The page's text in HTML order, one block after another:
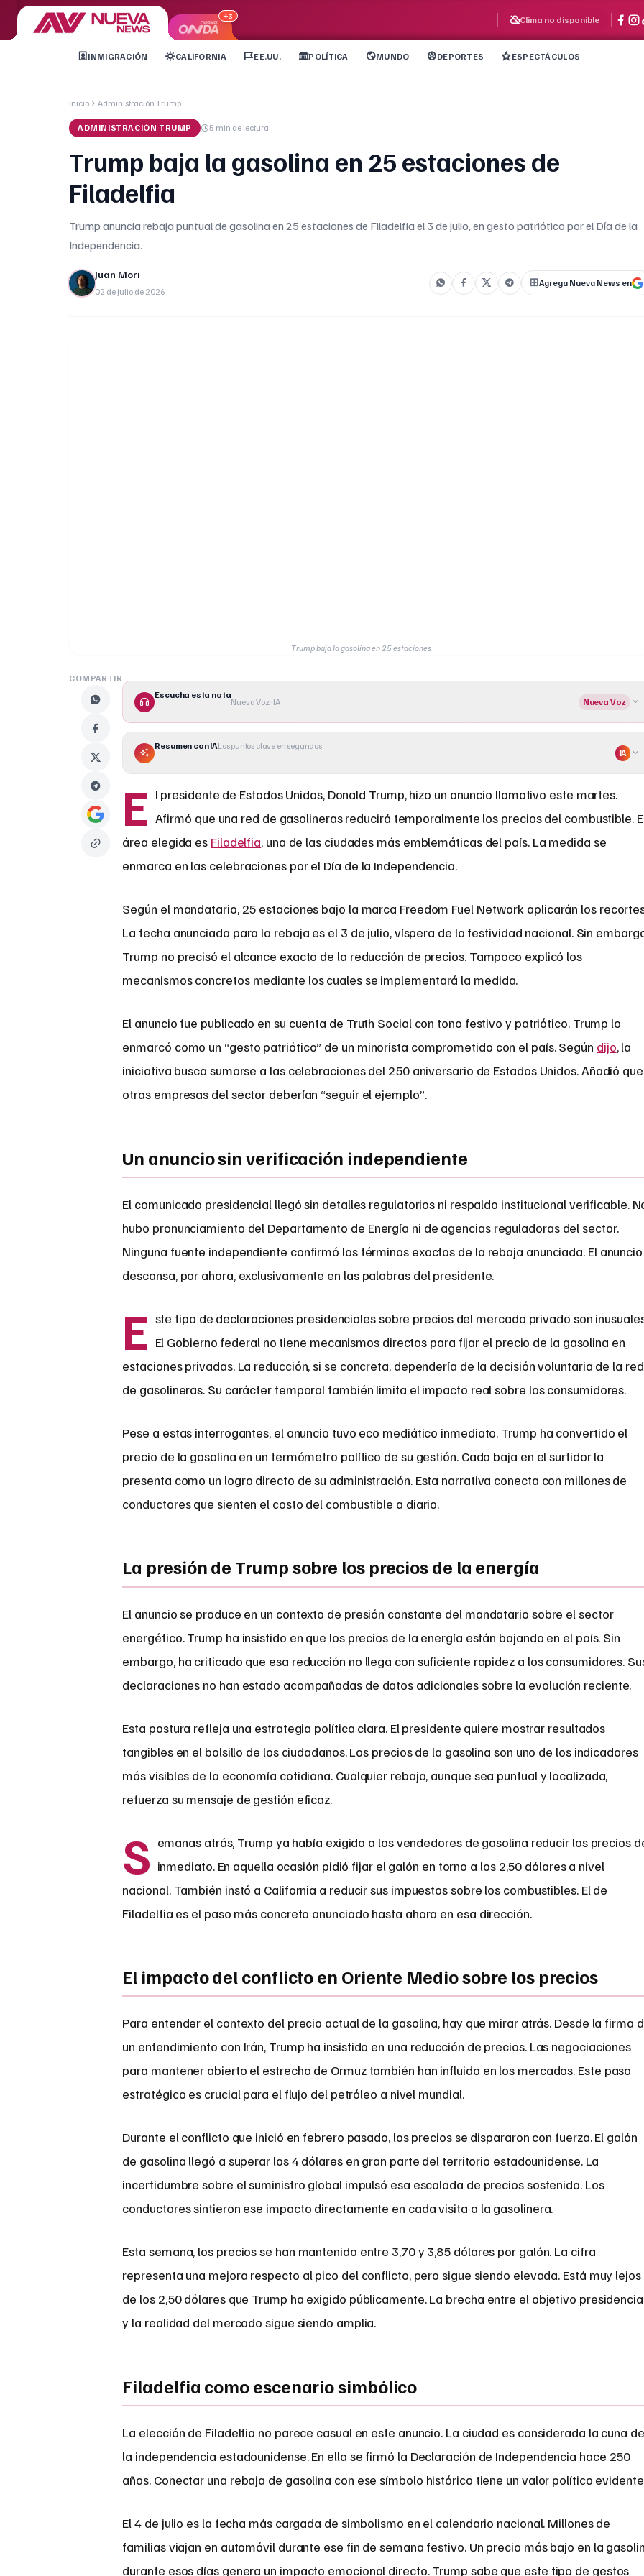
+3 Clima no disponible
INMIGRACIÓN CALIFORNIA EE.UU. POLÍTICA MUNDO DEPORTES ESPECTÁCULOS
Inicio Administración Trump
ADMINISTRACIÓN TRUMP 5 min de lectura
Trump baja la gasolina en 25 estaciones de
Filadelfia
Trump anuncia rebaja puntual de gasolina en 25 estaciones de Filadelfia el 3 de julio, en gesto patriótico por el Día de la
Independencia.
Juan Mori
02 de julio de 2026
Agrega Nueva News en
Trump baja la gasolina en 25 estaciones
COMPARTIR
Escucha esta nota
Nueva Voz · IA Nueva Voz
Resumen con IALos puntos clave en segundos
IA
E l presidente de Estados Unidos, Donald Trump, hizo un anuncio llamativo este martes.
Afirmó que una red de gasolineras reducirá temporalmente los precios del combustible.
área elegida es Filadelfia, una de las ciudades más emblemáticas del país. La medida se
enmarca en las celebraciones por el Día de la Independencia.
Según el mandatario, 25 estaciones bajo la marca Freedom Fuel Network aplicarán los
La fecha anunciada para la rebaja es el 3 de julio, víspera de la festividad nacional. Sin
Trump no precisó el alcance exacto de la reducción de precios. Tampoco explicó los
mecanismos concretos mediante los cuales se implementará la medida.
El anuncio fue publicado en su cuenta de Truth Social con tono festivo y patriótico. Trump lo
enmarcó como un “gesto patriótico” de un minorista comprometido con el país. Según dijo, la
iniciativa busca sumarse a las celebraciones del 250 aniversario de Estados Unidos. Añadió que
otras empresas del sector deberían “seguir el ejemplo”.
Un anuncio sin verificación independiente
El comunicado presidencial llegó sin detalles regulatorios ni respaldo institucional verificable.
hubo pronunciamiento del Departamento de Energía ni de agencias reguladoras del sector.
Ninguna fuente independiente confirmó los términos exactos de la rebaja anunciada. El anuncio
descansa, por ahora, exclusivamente en las palabras del presidente.
E ste tipo de declaraciones presidenciales sobre precios del mercado privado son
El Gobierno federal no tiene mecanismos directos para fijar el precio de la gasolina en
estaciones privadas. La reducción, si se concreta, dependería de la decisión voluntaria de la red
de gasolineras. Su carácter temporal también limita el impacto real sobre los consumidores.
Pese a estas interrogantes, el anuncio tuvo eco mediático inmediato. Trump ha convertido el
precio de la gasolina en un termómetro político de su gestión. Cada baja en el surtidor la
presenta como un logro directo de su administración. Esta narrativa conecta con millones de
conductores que sienten el costo del combustible a diario.
La presión de Trump sobre los precios de la energía
El anuncio se produce en un contexto de presión constante del mandatario sobre el sector
energético. Trump ha insistido en que los precios de la energía están bajando en el país. Sin
embargo, ha criticado que esa reducción no llega con suficiente rapidez a los consumidores.
declaraciones no han estado acompañadas de datos adicionales sobre la evolución reciente.
Esta postura refleja una estrategia política clara. El presidente quiere mostrar resultados
tangibles en el bolsillo de los ciudadanos. Los precios de la gasolina son uno de los indicadores
más visibles de la economía cotidiana. Cualquier rebaja, aunque sea puntual y localizada,
refuerza su mensaje de gestión eficaz.
S emanas atrás, Trump ya había exigido a los vendedores de gasolina reducir los precios
inmediato. En aquella ocasión pidió fijar el galón en torno a los 2,50 dólares a nivel
nacional. También instó a California a reducir sus impuestos sobre los combustibles. El de
Filadelfia es el paso más concreto anunciado hasta ahora en esa dirección.
El impacto del conflicto en Oriente Medio sobre los precios
Para entender el contexto del precio actual de la gasolina, hay que mirar atrás. Desde la firma
un entendimiento con Irán, Trump ha insistido en una reducción de precios. Las negociaciones
para mantener abierto el estrecho de Ormuz también han influido en los mercados. Este paso
estratégico es crucial para el flujo del petróleo a nivel mundial.
Durante el conflicto que inició en febrero pasado, los precios se dispararon con fuerza. El galón
de gasolina llegó a superar los 4 dólares en gran parte del territorio estadounidense. La
incertidumbre sobre el suministro global impulsó esa escalada de precios sostenida. Los
conductores sintieron ese impacto directamente en cada visita a la gasolinera.
Esta semana, los precios se han mantenido entre 3,70 y 3,85 dólares por galón. La cifra
representa una mejora respecto al pico del conflicto, pero sigue siendo elevada. Está muy lejos
de los 2,50 dólares que Trump ha exigido públicamente. La brecha entre el objetivo
y la realidad del mercado sigue siendo amplia.
Filadelfia como escenario simbólico
La elección de Filadelfia no parece casual en este anuncio. La ciudad es considerada la cuna de
la independencia estadounidense. En ella se firmó la Declaración de Independencia hace 250
años. Conectar una rebaja de gasolina con ese símbolo histórico tiene un valor político
El 4 de julio es la fecha más cargada de simbolismo en el calendario nacional. Millones de
familias viajan en automóvil durante ese fin de semana festivo. Un precio más bajo en la
durante esos días genera un impacto emocional directo. Trump sabe que este tipo de gestos